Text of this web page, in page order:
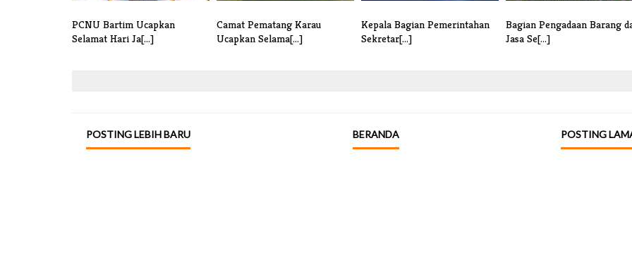
PCNU Bartim Ucapkan
Selamat Hari Ja[...]
Camat Pematang Karau
Ucapkan Selama[...]
Kepala Bagian Pemerintahan
Sekretar[...]
Bagian Pengadaan Barang
Jasa Se[...]
POSTING LEBIH BARU POSTING
BERANDA